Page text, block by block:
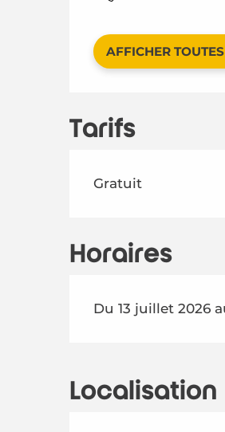
AFFICHER
Tarifs
Gratuit
Horaires
Du 13 juillet 2026
Localisation